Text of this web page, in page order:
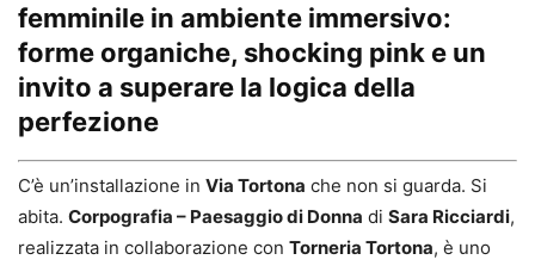
femminile in ambiente immersivo:
forme organiche, shocking pink e un
invito a superare la logica della
perfezione
C’è un’installazione in Via Tortona che non si guarda. Si
abita. Corpografia – Paesaggio di Donna di Sara Ricciardi,
realizzata in collaborazione con Torneria Tortona, è uno